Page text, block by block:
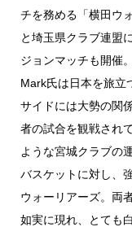
チを務める「横田ウ
と埼玉県クラブ連盟
ジョンマッチも開催
Mark氏は日本を旅立
サイドには大勢の関
者の試合を観戦され
ような宮城クラブの
バスケットに対し、
ウォーリアーズ。両
如実に現れ、とても